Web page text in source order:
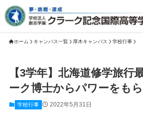
ホーム キャンパス一覧 厚木キャンパス 学校行事
【3学年】北海道修学旅行
ーク博士からパワーをも
学校行事 2022年5月31日